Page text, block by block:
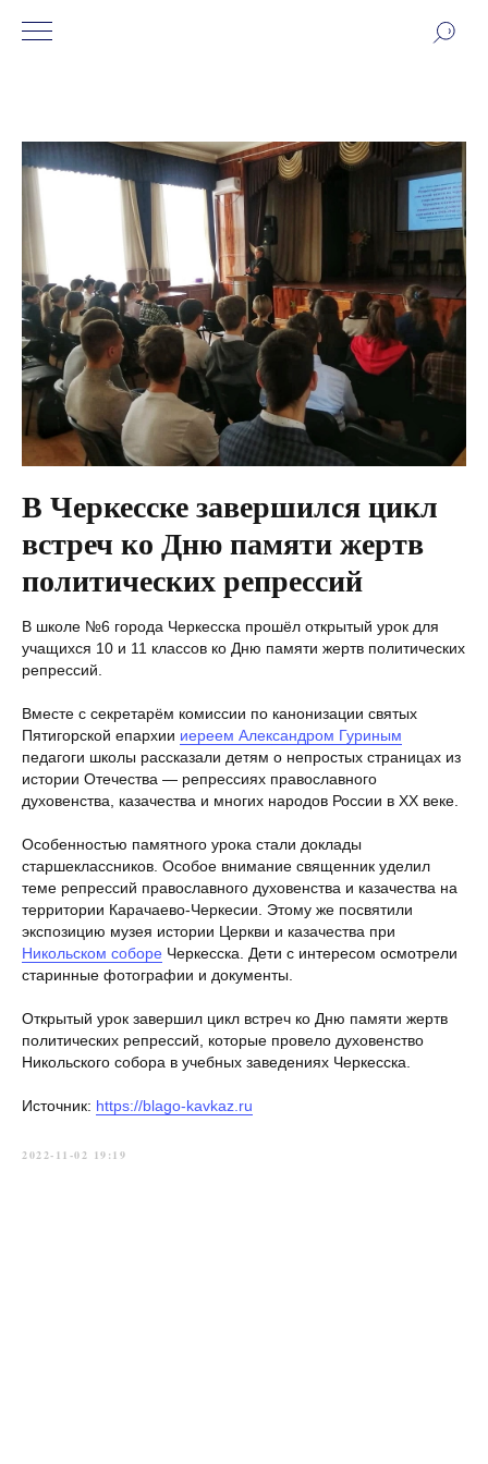
В Черкесске завершился цикл
встреч ко Дню памяти жертв
политических репрессий
В школе №6 города Черкесска прошёл открытый урок для
учащихся 10 и 11 классов ко Дню памяти жертв политических
репрессий.
Вместе с секретарём комиссии по канонизации святых
Пятигорской епархии иереем Александром Гуриным
педагоги школы рассказали детям о непростых страницах из
истории Отечества — репрессиях православного
духовенства, казачества и многих народов России в XX веке.
Особенностью памятного урока стали доклады
старшеклассников. Особое внимание священник уделил
теме репрессий православного духовенства и казачества на
территории Карачаево-Черкесии. Этому же посвятили
экспозицию музея ‎истории Церкви и казачества при
Никольском соборе Черкесска. Дети с интересом осмотрели
старинные фотографии и документы.
Открытый урок завершил цикл встреч ко Дню памяти жертв
политических репрессий, которые провело духовенство
Никольского собора в учебных заведениях Черкесска.
Источник: https://blago-kavkaz.ru
2022-11-02 19:19